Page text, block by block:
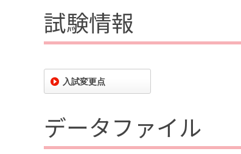
試験情報
入試変更点
データファイル